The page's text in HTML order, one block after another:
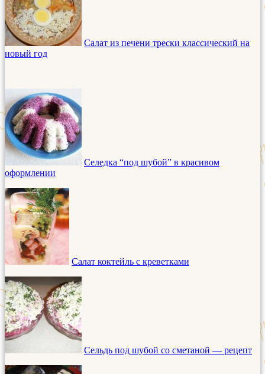
Салат из печени трески классический на
новый год
Селедка “под шубой” в красивом
оформлении
Салат коктейль с креветками
Сельдь под шубой со сметаной — рецепт